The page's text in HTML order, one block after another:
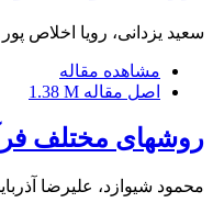
سعید یزدانی، رویا اخلاص پور
مشاهده مقاله
اصل مقاله 1.38 M
روشهای مختلف
محمود شیوازد، علیرضا